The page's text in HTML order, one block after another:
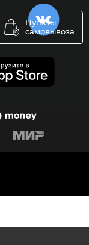
Пункты
самовывоза